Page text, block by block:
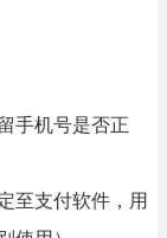
手机号是否正
至支付软件，用